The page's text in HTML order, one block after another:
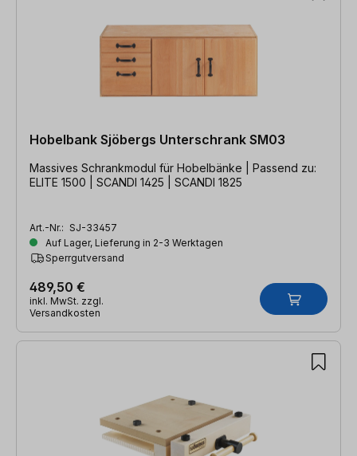
Hobelbank Sjöbergs Unterschrank SM03
Massives Schrankmodul für Hobelbänke | Passend zu:
ELITE 1500 | SCANDI 1425 | SCANDI 1825
Art.-Nr.: SJ-33457
Auf Lager, Lieferung in 2-3 Werktagen
Sperrgutversand
489,50 €
inkl. MwSt. zzgl.
Versandkosten